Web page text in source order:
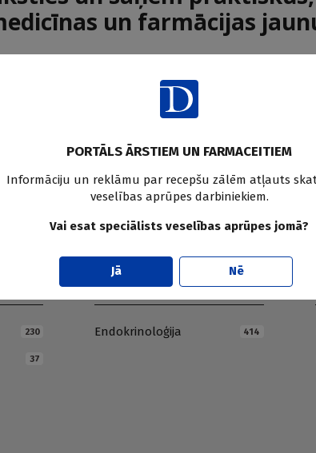
un farmācijas
230
37
E
Endokrinoloģija 414
PORTĀLS ĀRSTIEM UN FARMACEITIEM
Informāciju un reklāmu par recepšu zālēm atļauts
veselības aprūpes darbiniekiem.
Vai esat speciālists veselības aprūpes jomā?
Jā Nē